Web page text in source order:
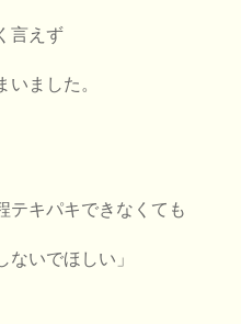
言えず
いました。
テキパキできなくても
いでほしい」